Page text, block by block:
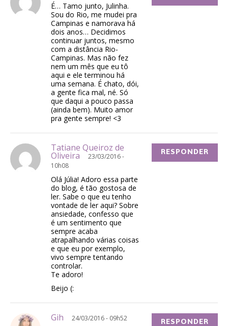
É… Tamo junto, Julinha.
Sou do Rio, me mudei pra
Campinas e namorava há
dois anos… Decidimos
continuar juntos, mesmo
com a distância Rio-
Campinas. Mas não fez
nem um mês que eu tô
aqui e ele terminou há
uma semana. É chato, dói,
a gente fica mal, né. Só
que daqui a pouco passa
(ainda bem). Muito amor
pra gente sempre! <3
Tatiane Queiroz de
Oliveira23/03/2016 -
10h08
Olá Júlia! Adoro essa parte
do blog, é tão gostosa de
ler. Sabe o que eu tenho
vontade de ler aqui? Sobre
ansiedade, confesso que
é um sentimento que
sempre acaba
atrapalhando várias coisas
e que eu por exemplo,
vivo sempre tentando
controlar.
Te adoro!
Beijo (:
RESPONDER
Gih 24/03/2016 - 09h52 RESPONDER